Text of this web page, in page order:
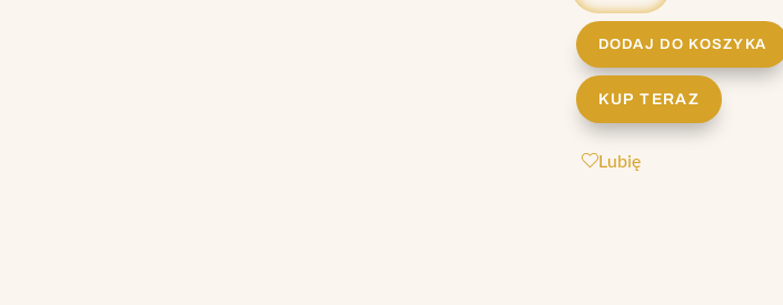
POLIBUTYLENOWA
22
2,00
MM
DODAJ DO KOSZYKA
KUP TERAZ
Lubię